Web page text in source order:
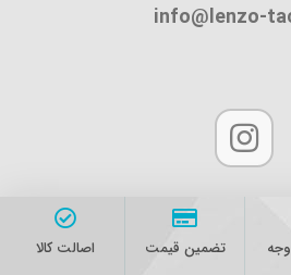
info@lenzo-
تضمین قیمت اصالت کالا